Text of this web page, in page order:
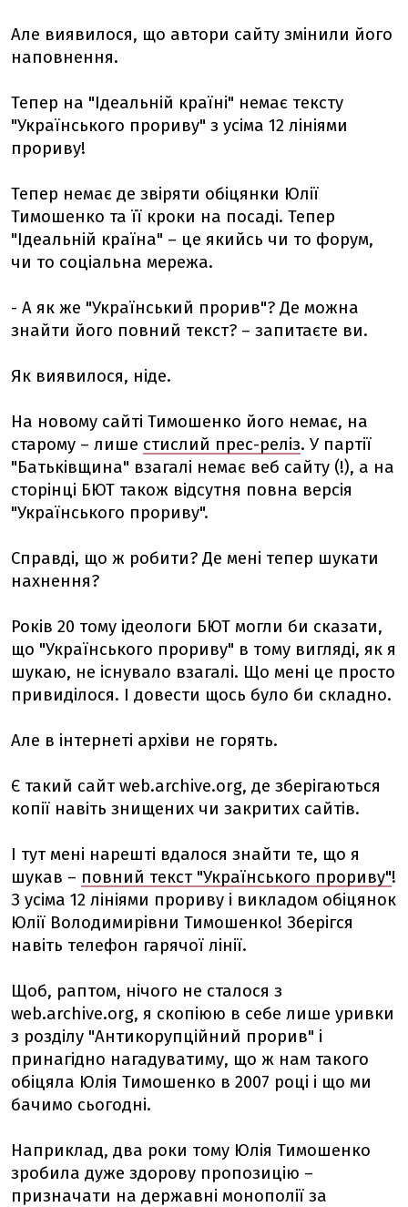
Але виявилося, що автори сайту змінили його
наповнення.
Тепер на "Ідеальній країні" немає тексту
"Українського прориву" з усіма 12 лініями
прориву!
Тепер немає де звіряти обіцянки Юлії
Тимошенко та її кроки на посаді. Тепер
"Ідеальній країна" – це якийсь чи то форум,
чи то соціальна мережа.
- А як же "Український прорив"? Де можна
знайти його повний текст? – запитаєте ви.
Як виявилося, ніде.
На новому сайті Тимошенко його немає, на
старому – лише стислий прес-реліз. У партії
"Батьківщина" взагалі немає веб сайту (!), а на
сторінці БЮТ також відсутня повна версія
"Українського прориву".
Справді, що ж робити? Де мені тепер шукати
нахнення?
Років 20 тому ідеологи БЮТ могли би сказати,
що "Українського прориву" в тому вигляді, як я
шукаю, не існувало взагалі. Що мені це просто
привиділося. І довести щось було би складно.
Але в інтернеті архіви не горять.
Є такий сайт web.archive.org, де зберігаються
копії навіть знищених чи закритих сайтів.
І тут мені нарешті вдалося знайти те, що я
шукав – повний текст "Українського прориву"!
З усіма 12 лініями прориву і викладом обіцянок
Юлії Володимирівни Тимошенко! Зберігся
навіть телефон гарячої лінії.
Щоб, раптом, нічого не сталося з
web.archive.org, я скопіюю в себе лише уривки
з розділу "Антикорупційний прорив" і
принагідно нагадуватиму, що ж нам такого
обіцяла Юлія Тимошенко в 2007 році і що ми
бачимо сьогодні.
Наприклад, два роки тому Юлія Тимошенко
зробила дуже здорову пропозицію –
призначати на державні монополії за